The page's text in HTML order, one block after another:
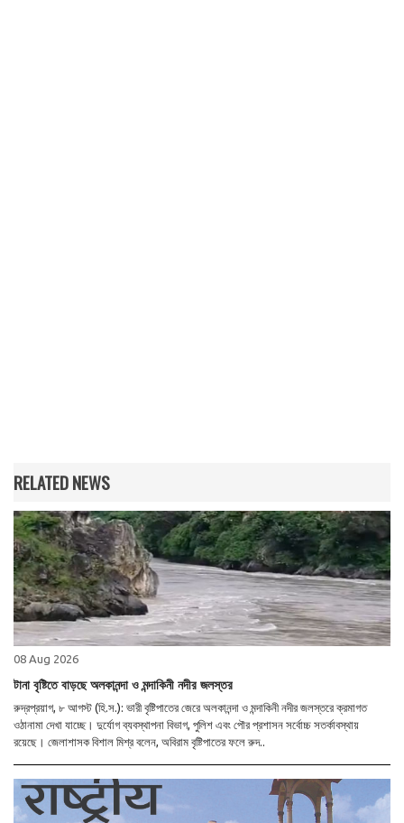
RELATED NEWS
08 Aug 2026
টানা বৃষ্টিতে বাড়ছে অলকানন্দা ও মন্দাকিনী নদীর জলস্তর
রুদ্রপ্রয়াগ, ৮ আগস্ট (হি.স.): ভারী বৃষ্টিপাতের জেরে অলকানন্দা ও মন্দাকিনী নদীর জলস্তরে ক্রমাগত
ওঠানামা দেখা যাচ্ছে। দুর্যোগ ব্যবস্থাপনা বিভাগ, পুলিশ এবং পৌর প্রশাসন সর্বোচ্চ সতর্কাবস্থায়
রয়েছে। জেলাশাসক বিশাল মিশ্র বলেন, অবিরাম বৃষ্টিপাতের ফলে রুদ..